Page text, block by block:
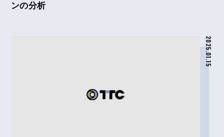
ンの分析
2025.01.15